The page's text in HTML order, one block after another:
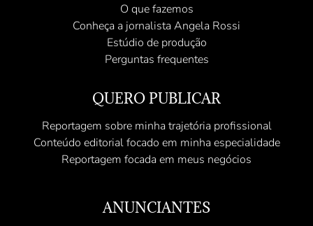
O que fazemos
Conheça a jornalista Angela Rossi
Estúdio de produção
Perguntas frequentes
QUERO PUBLICAR
Reportagem sobre minha trajetória profissional
Conteúdo editorial focado em minha especialidade
Reportagem focada em meus negócios
ANUNCIANTES